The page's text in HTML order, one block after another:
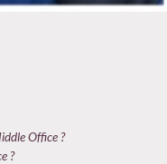
Office ?
?